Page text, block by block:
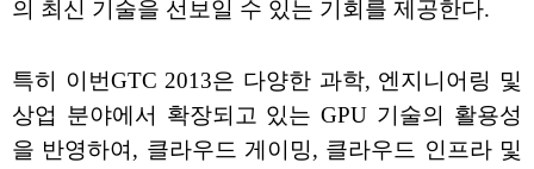
의 최신 기술을 선보일 수 있는 기회를 제공한다.
특히 이번GTC 2013은 다양한 과학, 엔지니어링 및
상업 분야에서 확장되고 있는 GPU 기술의 활용성
을 반영하여, 클라우드 게이밍, 클라우드 인프라 및